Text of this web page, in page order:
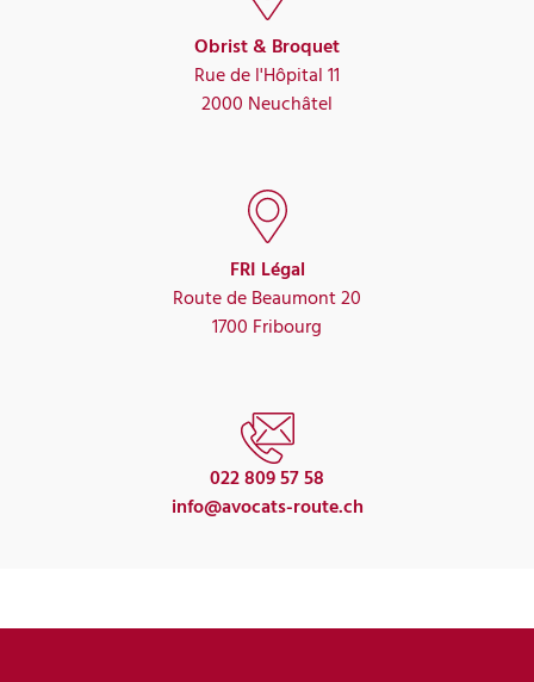
Obrist & Broquet
Rue de l'Hôpital 11
2000 Neuchâtel
FRI Légal
Route de Beaumont 20
1700 Fribourg
022 809 57 58
info@avocats-route.ch